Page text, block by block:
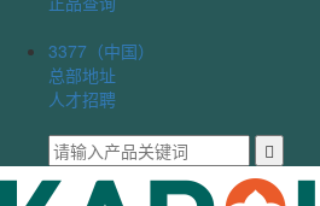
3377（中国）
总部地址
人才招聘